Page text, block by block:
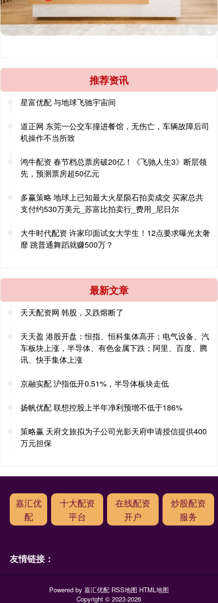
推荐资讯
星富优配 与地球飞驰宇宙间
道正网 东莞一公交车撞进餐馆，无伤亡，车辆故障后司
机操作不当所致
鸿牛配资 春节档总票房破20亿！《飞驰人生3》断层领
先，预测票房超50亿元
多赢策略 地球上已知最大火星陨石拍卖成交 买家总共
支付约530万美元_苏富比拍卖行_费用_尼日尔
大牛时代配资 许家印面试女大学生！12点要求曝光太奢
靡 跳普通舞蹈就赚500万？
最新文章
天天配资网 韩股，又跌熔断了
天天盈 港股开盘：恒指、恒科集体高开；电气设备、汽
车板块上涨，半导体、有色金属下跌；阿里、百度、腾
讯、快手集体上涨
京融实配 沪指低开0.51%，半导体板块走低
扬帆优配 联想控股上半年净利预增不低于186%
策略赢 天府文旅拟为子公司光影天府申请授信提供400
万元担保
嘉汇优
配
十大配资
平台
在线配资
开户
炒股配资
服务
友情链接：
Powered by 嘉汇优配 RSS地图 HTML地图
Copyright© 2023-2026